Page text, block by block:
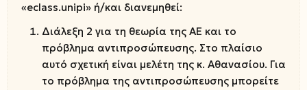
«eclass.unipi» ή/και διανεμηθεί:
Διάλεξη 2 για τη θεωρία της ΑΕ και το
πρόβλημα αντιπροσώπευσης. Στο πλαίσιο
αυτό σχετική είναι μελέτη της κ. Αθανασίου. Για
το πρόβλημα της αντιπροσώπευσης μπορείτε